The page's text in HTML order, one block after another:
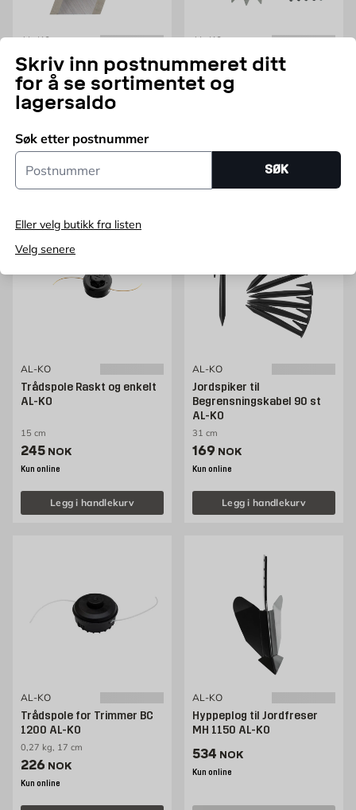
Skriv inn postnummeret ditt
for å se sortimentet og
lagersaldo
Søk etter postnummer
Postnummer
SØK
Eller velg butikk fra listen
Velg senere
AL-KO
Reserveknive for
Kompostkvern MH 2500
Slice AL-KO
Pris 215 NOK /stk
215NOK
Legg i handlekurv
AL-KO
Metallhjulklør Sett til
Robolinho AL-KO
Legg i handlekurv
AL-KO
Trådspole Raskt og enkelt
AL-KO
15 cm
Pris 245 NOK /stk
245 NOK
Kun online
Legg i handlekurv
AL-KO
Jordspiker til
Begrensningskabel 90 st
AL-KO
31 cm
Pris 169 NOK /stk
169 NOK
Kun online
Legg i handlekurv
AL-KO
Trådspole for Trimmer BC
1200 AL-KO
0,27 kg, 17 cm
Pris 226 NOK /stk
226 NOK
Kun online
AL-KO
Hyppeplog til Jordfreser
MH 1150 AL-KO
Pris 534 NOK /stk
534 NOK
Kun online